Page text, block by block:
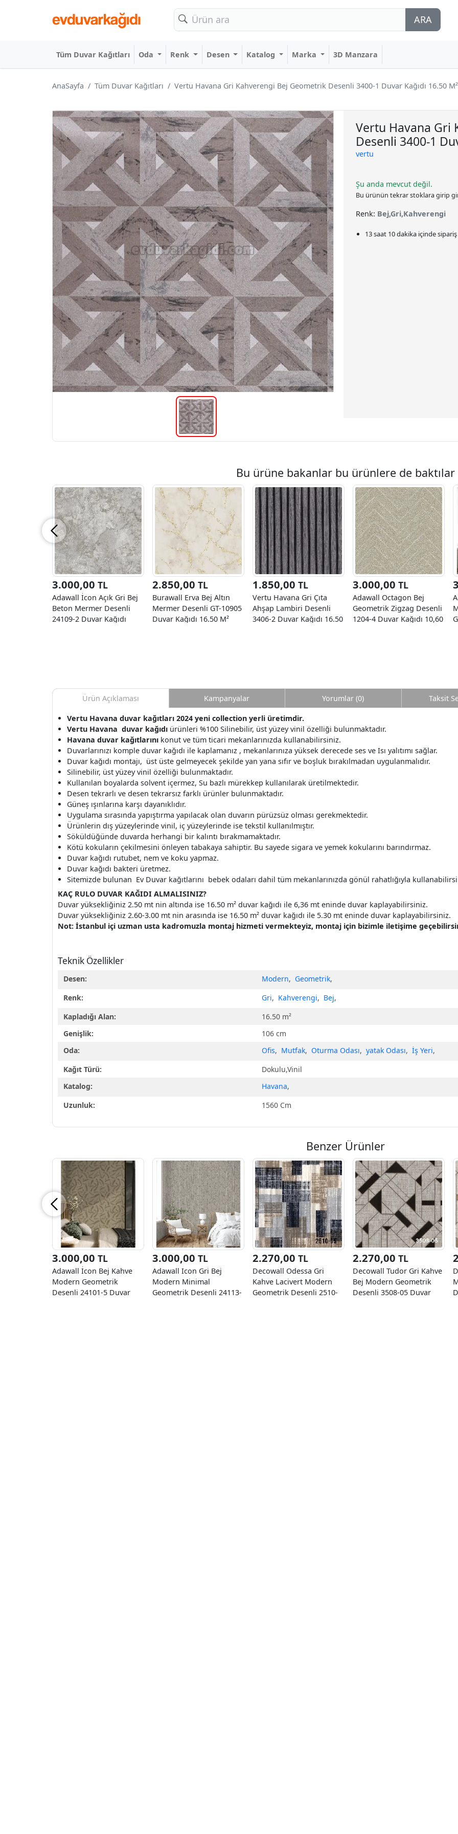
ARA
Tüm Duvar Kağıtları Oda Renk Desen Katalog Marka 3D Manzara
AnaSayfa Tüm Duvar Kağıtları Vertu Havana Gri Kahverengi Bej Geometrik Desenli 3400-1 Duvar Kağıdı 16.50 M²
Vertu Havana Gri
Desenli 3400-1
vertu
Şu anda mevcut değil.
Bu ürünün tekrar stoklara girip
Renk: Bej,Gri,Kahverengi
13 saat 10 dakika içinde
Bu ürüne bakanlar bu ürünlere de baktılar
3.000,00 TL
Adawall İcon Açık Gri Bej
Beton Mermer Desenli
24109-2 Duvar Kağıdı
2.850,00 TL
Burawall Erva Bej Altın
Mermer Desenli GT-10905
Duvar Kağıdı 16.50 M²
1.850,00 TL
Vertu Havana Gri Çıta
Ahşap Lambiri Desenli
3406-2 Duvar Kağıdı 16.50
3.000,00 TL
Adawall Octagon Bej
Geometrik Zigzag Desenli
1204-4 Duvar Kağıdı 10,60
Ürün Açıklaması
Vertu Havana duvar kağıtları 2024 yeni collection yerli üretimdir.
Vertu Havana duvar kağıdı ürünleri %100 Silinebilir, üst yüzey vinil özelliği bulunmaktadır.
Havana duvar kağıtlarını konut ve tüm ticari mekanlarınızda kullanabilirsiniz.
Duvarlarınızı komple duvar kağıdı ile kaplamanız , mekanlarınıza yüksek derecede ses ve Isı yalıtımı sağlar.
Duvar kağıdı montajı, üst üste gelmeyecek şekilde yan yana sıfır ve boşluk bırakılmadan uygulanmalıdır.
Silinebilir, üst yüzey vinil özelliği bulunmaktadır.
Kullanılan boyalarda solvent içermez, Su bazlı mürekkep kullanılarak üretilmektedir.
Desen tekrarlı ve desen tekrarsız farklı ürünler bulunmaktadır.
Güneş ışınlarına karşı dayanıklıdır.
Uygulama sırasında yapıştırma yapılacak olan duvarın pürüzsüz olması gerekmektedir.
Ürünlerin dış yüzeylerinde vinil, iç yüzeylerinde ise tekstil kullanılmıştır.
Söküldüğünde duvarda herhangi bir kalıntı bırakmamaktadır.
Kötü kokuların çekilmesini önleyen tabakaya sahiptir. Bu sayede sigara ve yemek kokularını barındırmaz.
Duvar kağıdı rutubet, nem ve koku yapmaz.
Duvar kağıdı bakteri üretmez.
Sitemizde bulunan Ev Duvar kağıtlarını bebek odaları dahil tüm mekanlarınızda gönül rahatlığıyla
KAÇ RULO DUVAR KAĞIDI ALMALISINIZ?
Duvar yüksekliğiniz 2.50 mt nin altında ise 16.50 m² duvar kağıdı ile 6,36 mt eninde duvar kaplayabilirsiniz.
Duvar yüksekliğiniz 2.60-3.00 mt nin arasında ise 16.50 m² duvar kağıdı ile 5.30 mt eninde duvar kaplayabilirsiniz.
Not: İstanbul içi uzman usta kadromuzla montaj hizmeti vermekteyiz, montaj için bizimle iletişime
Teknik Özellikler
Desen: Modern, Geometrik,
Renk:
Gri, Kahverengi, Bej,
Kapladığı Alan:
16.50 m²
Genişlik:
106 cm
Oda:
Ofis, Mutfak, Oturma Odası, yatak Odası, İş Yeri,
Kağıt Türü:
Dokulu,Vinil
Katalog:
Havana,
Uzunluk:
1560 Cm
Kampanyalar Yorumlar (0) Taksit
Benzer Ürünler
3.000,00 TL
Adawall İcon Bej Kahve
Modern Geometrik
Desenli 24101-5 Duvar
3.000,00 TL
Adawall Icon Gri Bej
Modern Minimal
Geometrik Desenli 24113-
2.270,00 TL
Decowall Odessa Gri
Kahve Lacivert Modern
Geometrik Desenli 2510-
2.270,00 TL
Decowall Tudor Gri Kahve
Bej Modern Geometrik
Desenli 3508-05 Duvar